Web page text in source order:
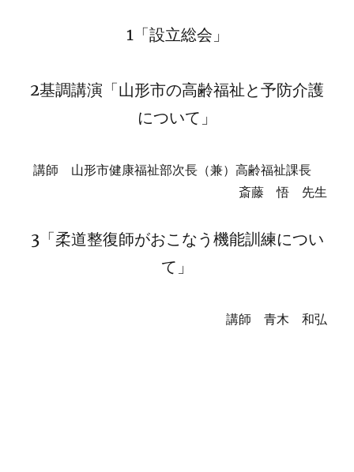
1「設立総会」
2基調講演「山形市の高齢福祉と予防介護
について」
講師 山形市健康福祉部次長（兼）高齢福祉課長
斎藤 悟 先生
3「柔道整復師がおこなう機能訓練につい
て」
講師 青木 和弘